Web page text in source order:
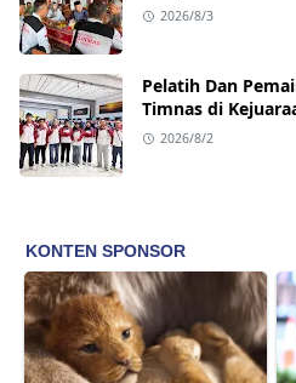
2026/8/3
Pelatih Dan
Timnas di
Internasional
2026/8/2